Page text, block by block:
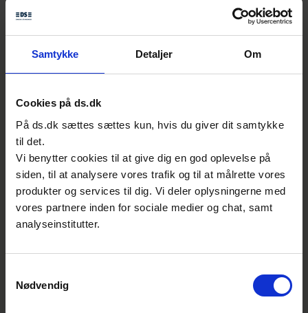
Samtykke Detaljer Om
Cookies på ds.dk
På ds.dk sættes sættes kun, hvis du giver dit samtykke
til det.
Vi benytter cookies til at give dig en god oplevelse på
siden, til at analysere vores trafik og til at målrette vores
produkter og services til dig. Vi deler oplysningerne med
vores partnere inden for sociale medier og chat, samt
analyseinstitutter.
Nødvendig
Forbrugerrådet
TÆNK
LEGO
Miljøstyrelsen
Viborg Ballon
TOP TOY.
Den europæiske standard indeholder både